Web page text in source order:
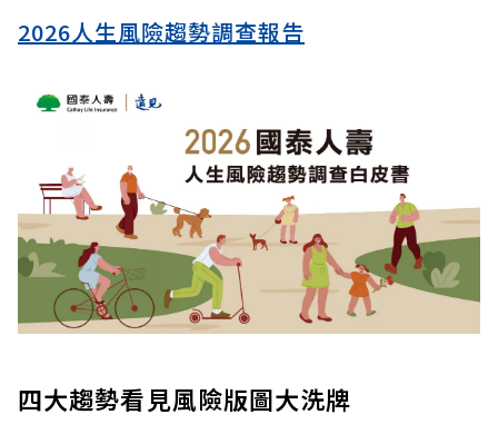
2026人生風險趨勢調查報告
四大趨勢看見風險版圖大洗牌